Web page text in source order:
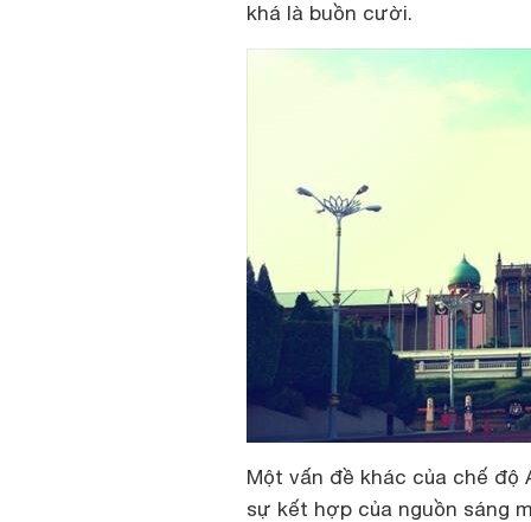
khá là buồn cười.
Một vấn đề khác của chế độ
sự kết hợp của nguồn sáng